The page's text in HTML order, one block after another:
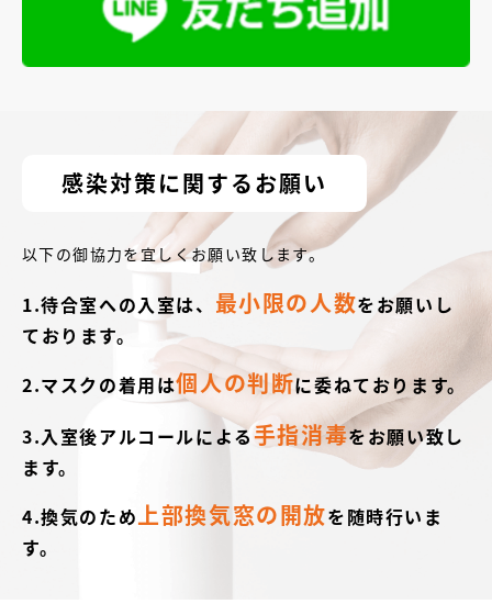
感染対策に関するお願い
以下の御協力を宜しくお願い致します。
1.待合室への入室は、 最小限の人数をお願いし
ております。
2.マスクの着用は個人の判断に委ねております。
3.入室後アルコールによる手指消毒をお願い致し
ます。
4.換気のため上部換気窓の開放を随時行いま
す。